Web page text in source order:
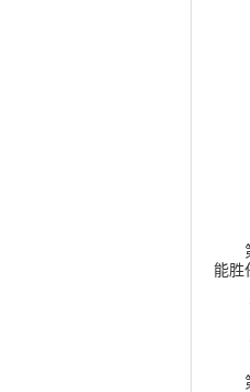
（
（
（
（
（
（
第
能胜
第
第
第